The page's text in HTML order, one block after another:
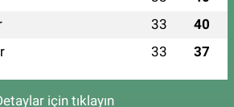
33 40
33 37
için tıklayın